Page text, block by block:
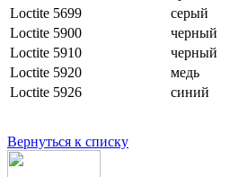
Loctite 5699
серый
Loctite 5900
черный
Loctite 5910
черный
Loctite 5920
медь
Loctite 5926
синий
Вернуться к списку